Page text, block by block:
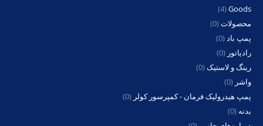
Goods
(4)
محصولات(0)
پمپ باد(0)
رادیاتور (0)
رینگ و لاستیک(0)
واشر (0)
پمپ هیدرولیک فرمان - کمپرسور کولر (0)
بدنه (0)